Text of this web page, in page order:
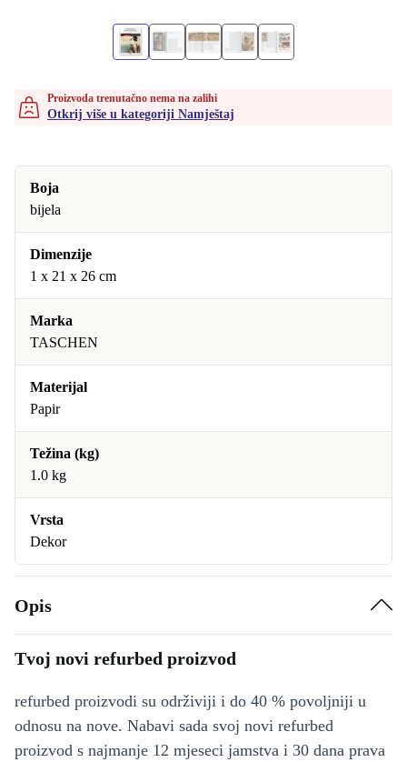
Proizvoda trenutačno nema na zalihi
Otkrij više u kategoriji Namještaj
Boja
bijela
Dimenzije
1 x 21 x 26 cm
Marka
TASCHEN
Materijal
Papir
Težina (kg)
1.0 kg
Vrsta
Dekor
Opis
Tvoj novi refurbed proizvod
refurbed proizvodi su održiviji i do 40 % povoljniji u
odnosu na nove. Nabavi sada svoj novi refurbed
proizvod s najmanje 12 mjeseci jamstva i 30 dana prava